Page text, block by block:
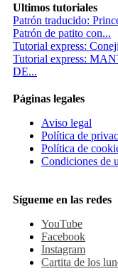
Ultimos tutoriales
Patrón traducido:
Patrón de patito con...
Tutorial express:
Tutorial express:
DE...
Páginas legales
Aviso legal
Política de
Política de
Condiciones de
Sígueme en las redes
YouTube
Facebook
Instagram
Cartita de los